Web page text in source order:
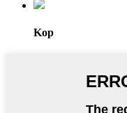
Kop